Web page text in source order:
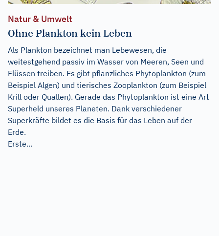
Natur & Umwelt
Ohne Plankton kein Leben
Als Plankton bezeichnet man Lebewesen, die
weitestgehend passiv im Wasser von Meeren, Seen und
Flüssen treiben. Es gibt pflanzliches Phytoplankton (zum
Beispiel Algen) und tierisches Zooplankton (zum Beispiel
Krill oder Quallen). Gerade das Phytoplankton ist eine Art
Superheld unseres Planeten. Dank verschiedener
Superkräfte bildet es die Basis für das Leben auf der
Erde.
Erste...